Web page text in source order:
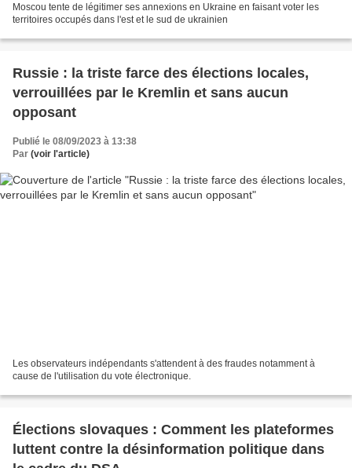
Moscou tente de légitimer ses annexions en Ukraine en faisant voter les
territoires occupés dans l'est et le sud de ukrainien
Russie : la triste farce des élections locales,
verrouillées par le Kremlin et sans aucun
opposant
Publié le 08/09/2023 à 13:38
Par (voir l'article)
Les observateurs indépendants s'attendent à des fraudes notamment à
cause de l'utilisation du vote électronique.
Élections slovaques : Comment les plateformes
luttent contre la désinformation politique dans